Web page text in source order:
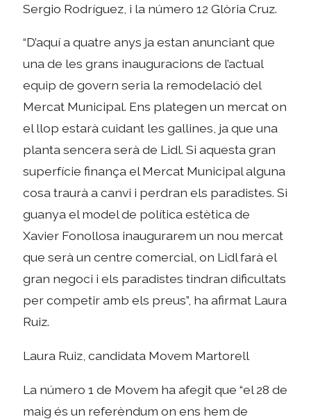
Sergio Rodríguez, i la número 12 Glòria Cruz.
“D’aquí a quatre anys ja estan anunciant que
una de les grans inauguracions de l’actual
equip de govern seria la remodelació del
Mercat Municipal. Ens plategen un mercat on
el llop estarà cuidant les gallines, ja que una
planta sencera serà de Lidl. Si aquesta gran
superfície finança el Mercat Municipal alguna
cosa traurà a canvi i perdran els paradistes. Si
guanya el model de política estètica de
Xavier Fonollosa inaugurarem un nou mercat
que serà un centre comercial, on Lidl farà el
gran negoci i els paradistes tindran dificultats
per competir amb els preus”, ha afirmat Laura
Ruiz.
Laura Ruiz, candidata Movem Martorell
La número 1 de Movem ha afegit que “el 28 de
maig és un referèndum on ens hem de